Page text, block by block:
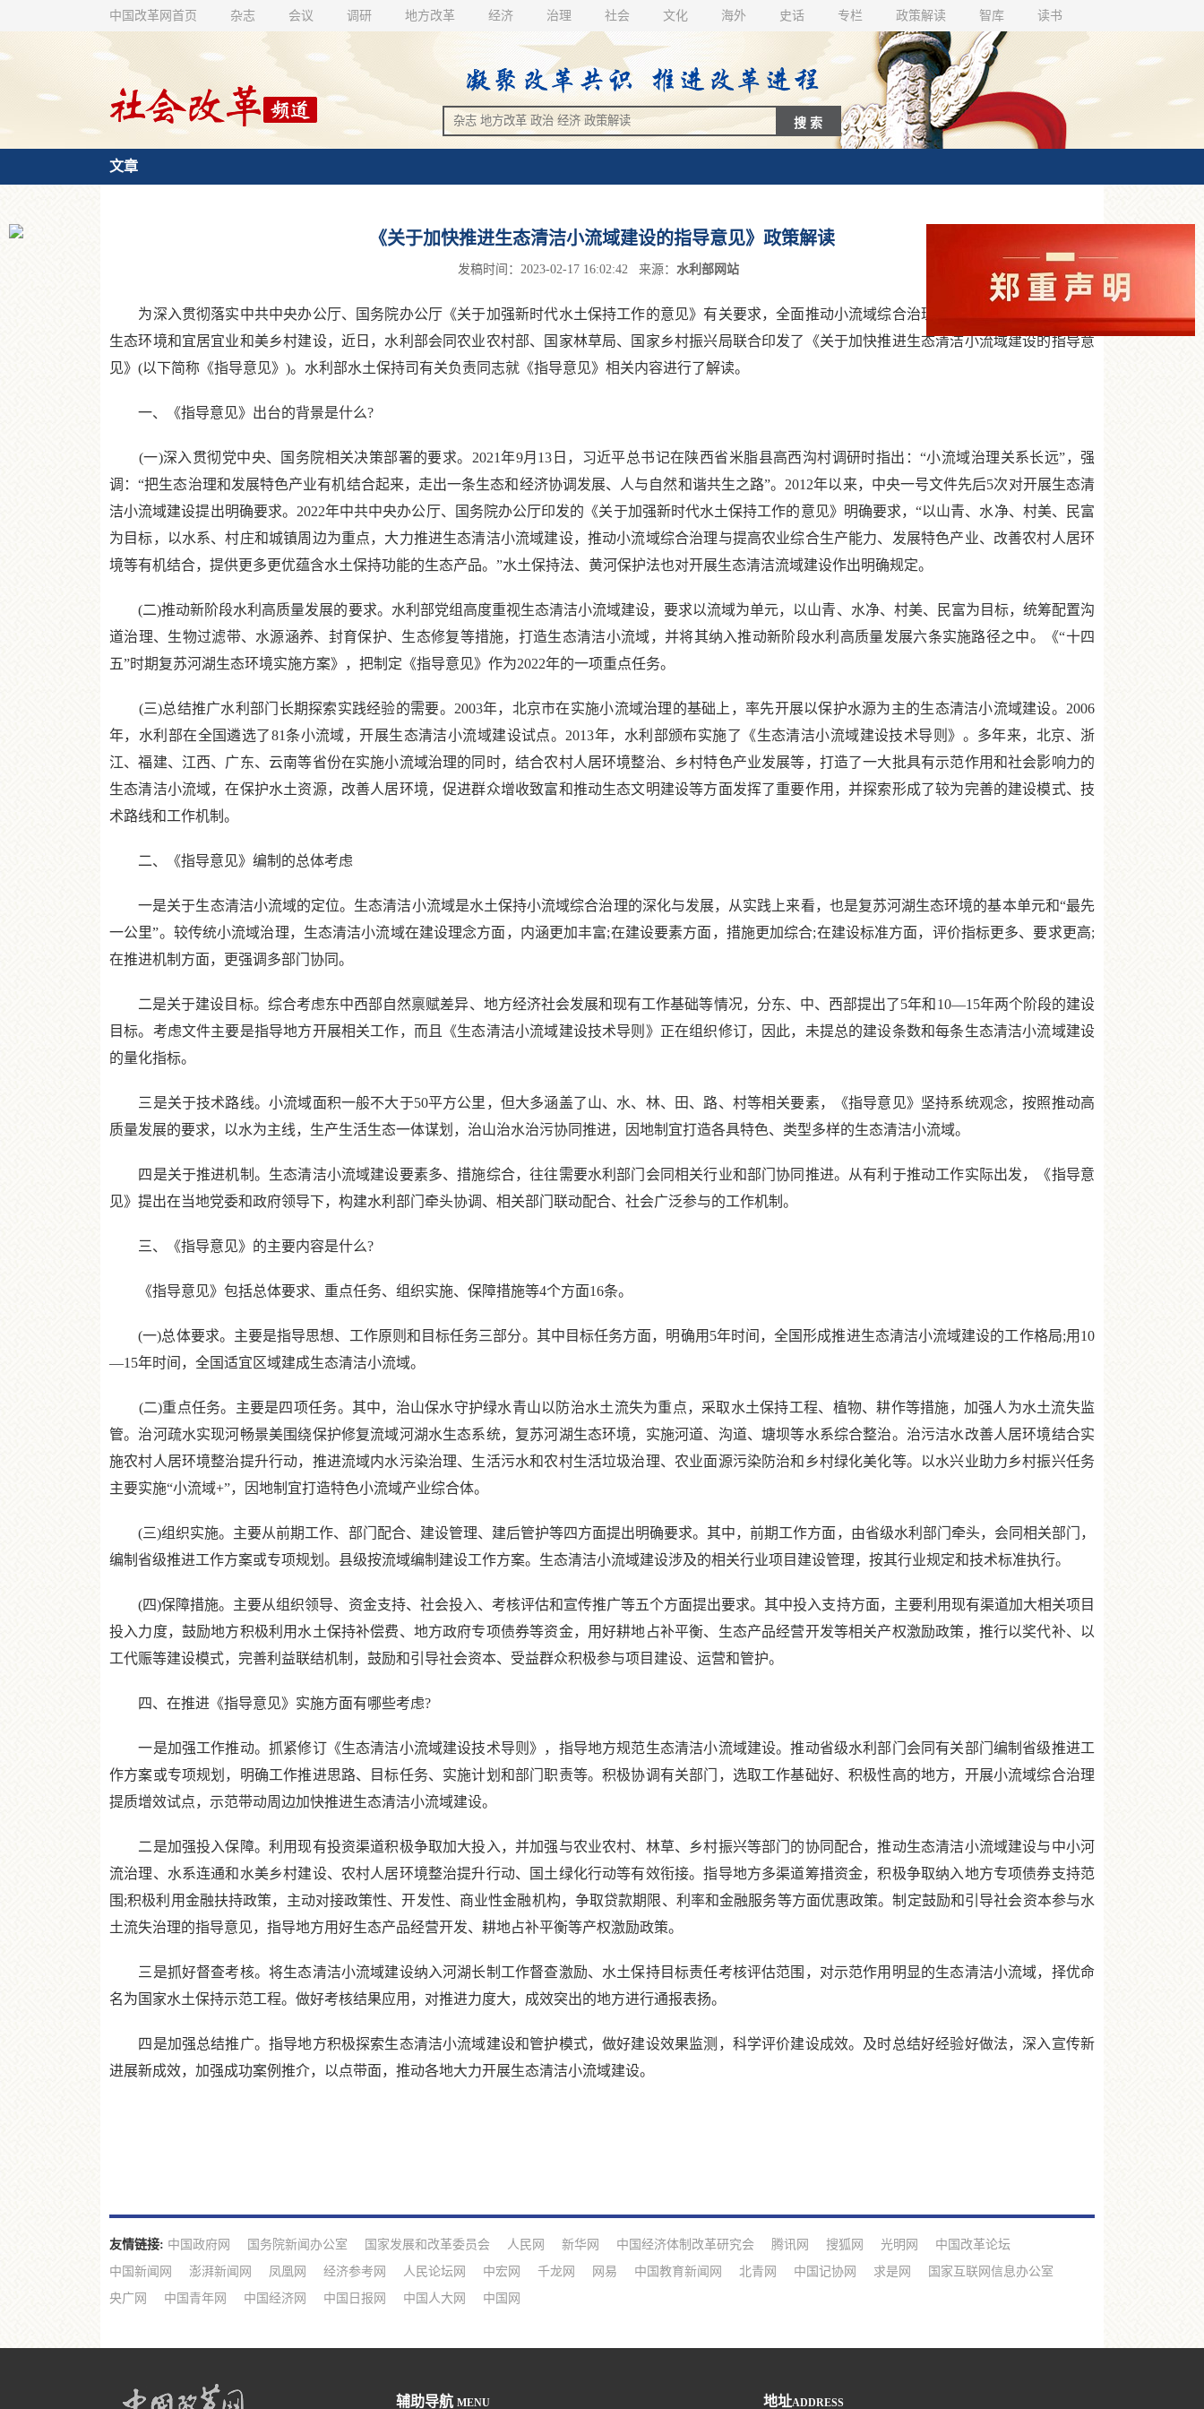
中国改革网首页 杂志 会议 调研 地方改革 经济 治理 社会 文化 海外 史话 专栏 政策解读 智库 读书
文章
《关于加快推进生态清洁小流域建设的指导意见》政策解读
发稿时间：2023-02-17 16:02:42 来源： 水利部网站
为深入贯彻落实中共中央办公厅、国务院办公厅《关于加强新时代水土保持工作的意见》有关要求，全面推动小流域综合治理提质增效，助力复苏河湖
生态环境和宜居宜业和美乡村建设，近日，水利部会同农业农村部、国家林草局、国家乡村振兴局联合印发了《关于加快推进生态清洁小流域建设的指导意
见》(以下简称《指导意见》)。水利部水土保持司有关负责同志就《指导意见》相关内容进行了解读。
一、《指导意见》出台的背景是什么?
(一)深入贯彻党中央、国务院相关决策部署的要求。2021年9月13日，习近平总书记在陕西省米脂县高西沟村调研时指出：“小流域治理关系长远”，强
调：“把生态治理和发展特色产业有机结合起来，走出一条生态和经济协调发展、人与自然和谐共生之路”。2012年以来，中央一号文件先后5次对开展生态清
洁小流域建设提出明确要求。2022年中共中央办公厅、国务院办公厅印发的《关于加强新时代水土保持工作的意见》明确要求，“以山青、水净、村美、民富
为目标，以水系、村庄和城镇周边为重点，大力推进生态清洁小流域建设，推动小流域综合治理与提高农业综合生产能力、发展特色产业、改善农村人居环
境等有机结合，提供更多更优蕴含水土保持功能的生态产品。”水土保持法、黄河保护法也对开展生态清洁流域建设作出明确规定。
(二)推动新阶段水利高质量发展的要求。水利部党组高度重视生态清洁小流域建设，要求以流域为单元，以山青、水净、村美、民富为目标，统筹配置沟
道治理、生物过滤带、水源涵养、封育保护、生态修复等措施，打造生态清洁小流域，并将其纳入推动新阶段水利高质量发展六条实施路径之中。《“十四
五”时期复苏河湖生态环境实施方案》，把制定《指导意见》作为2022年的一项重点任务。
(三)总结推广水利部门长期探索实践经验的需要。2003年，北京市在实施小流域治理的基础上，率先开展以保护水源为主的生态清洁小流域建设。2006
年，水利部在全国遴选了81条小流域，开展生态清洁小流域建设试点。2013年，水利部颁布实施了《生态清洁小流域建设技术导则》。多年来，北京、浙
江、福建、江西、广东、云南等省份在实施小流域治理的同时，结合农村人居环境整治、乡村特色产业发展等，打造了一大批具有示范作用和社会影响力的
生态清洁小流域，在保护水土资源，改善人居环境，促进群众增收致富和推动生态文明建设等方面发挥了重要作用，并探索形成了较为完善的建设模式、技
术路线和工作机制。
二、《指导意见》编制的总体考虑
一是关于生态清洁小流域的定位。生态清洁小流域是水土保持小流域综合治理的深化与发展，从实践上来看，也是复苏河湖生态环境的基本单元和“最先
一公里”。较传统小流域治理，生态清洁小流域在建设理念方面，内涵更加丰富;在建设要素方面，措施更加综合;在建设标准方面，评价指标更多、要求更高;
在推进机制方面，更强调多部门协同。
二是关于建设目标。综合考虑东中西部自然禀赋差异、地方经济社会发展和现有工作基础等情况，分东、中、西部提出了5年和10—15年两个阶段的建设
目标。考虑文件主要是指导地方开展相关工作，而且《生态清洁小流域建设技术导则》正在组织修订，因此，未提总的建设条数和每条生态清洁小流域建设
的量化指标。
三是关于技术路线。小流域面积一般不大于50平方公里，但大多涵盖了山、水、林、田、路、村等相关要素，《指导意见》坚持系统观念，按照推动高
质量发展的要求，以水为主线，生产生活生态一体谋划，治山治水治污协同推进，因地制宜打造各具特色、类型多样的生态清洁小流域。
四是关于推进机制。生态清洁小流域建设要素多、措施综合，往往需要水利部门会同相关行业和部门协同推进。从有利于推动工作实际出发，《指导意
见》提出在当地党委和政府领导下，构建水利部门牵头协调、相关部门联动配合、社会广泛参与的工作机制。
三、《指导意见》的主要内容是什么?
《指导意见》包括总体要求、重点任务、组织实施、保障措施等4个方面16条。
(一)总体要求。主要是指导思想、工作原则和目标任务三部分。其中目标任务方面，明确用5年时间，全国形成推进生态清洁小流域建设的工作格局;用10
—15年时间，全国适宜区域建成生态清洁小流域。
(二)重点任务。主要是四项任务。其中，治山保水守护绿水青山以防治水土流失为重点，采取水土保持工程、植物、耕作等措施，加强人为水土流失监
管。治河疏水实现河畅景美围绕保护修复流域河湖水生态系统，复苏河湖生态环境，实施河道、沟道、塘坝等水系综合整治。治污洁水改善人居环境结合实
施农村人居环境整治提升行动，推进流域内水污染治理、生活污水和农村生活垃圾治理、农业面源污染防治和乡村绿化美化等。以水兴业助力乡村振兴任务
主要实施“小流域+”，因地制宜打造特色小流域产业综合体。
(三)组织实施。主要从前期工作、部门配合、建设管理、建后管护等四方面提出明确要求。其中，前期工作方面，由省级水利部门牵头，会同相关部门，
编制省级推进工作方案或专项规划。县级按流域编制建设工作方案。生态清洁小流域建设涉及的相关行业项目建设管理，按其行业规定和技术标准执行。
(四)保障措施。主要从组织领导、资金支持、社会投入、考核评估和宣传推广等五个方面提出要求。其中投入支持方面，主要利用现有渠道加大相关项目
投入力度，鼓励地方积极利用水土保持补偿费、地方政府专项债券等资金，用好耕地占补平衡、生态产品经营开发等相关产权激励政策，推行以奖代补、以
工代赈等建设模式，完善利益联结机制，鼓励和引导社会资本、受益群众积极参与项目建设、运营和管护。
四、在推进《指导意见》实施方面有哪些考虑?
一是加强工作推动。抓紧修订《生态清洁小流域建设技术导则》，指导地方规范生态清洁小流域建设。推动省级水利部门会同有关部门编制省级推进工
作方案或专项规划，明确工作推进思路、目标任务、实施计划和部门职责等。积极协调有关部门，选取工作基础好、积极性高的地方，开展小流域综合治理
提质增效试点，示范带动周边加快推进生态清洁小流域建设。
二是加强投入保障。利用现有投资渠道积极争取加大投入，并加强与农业农村、林草、乡村振兴等部门的协同配合，推动生态清洁小流域建设与中小河
流治理、水系连通和水美乡村建设、农村人居环境整治提升行动、国土绿化行动等有效衔接。指导地方多渠道筹措资金，积极争取纳入地方专项债券支持范
围;积极利用金融扶持政策，主动对接政策性、开发性、商业性金融机构，争取贷款期限、利率和金融服务等方面优惠政策。制定鼓励和引导社会资本参与水
土流失治理的指导意见，指导地方用好生态产品经营开发、耕地占补平衡等产权激励政策。
三是抓好督查考核。将生态清洁小流域建设纳入河湖长制工作督查激励、水土保持目标责任考核评估范围，对示范作用明显的生态清洁小流域，择优命
名为国家水土保持示范工程。做好考核结果应用，对推进力度大，成效突出的地方进行通报表扬。
四是加强总结推广。指导地方积极探索生态清洁小流域建设和管护模式，做好建设效果监测，科学评价建设成效。及时总结好经验好做法，深入宣传新
进展新成效，加强成功案例推介，以点带面，推动各地大力开展生态清洁小流域建设。
友情链接: 中国政府网 国务院新闻办公室 国家发展和改革委员会 人民网 新华网 中国经济体制改革研究会 腾讯网 搜狐网 光明网
中国改革论坛
中国新闻网
澎湃新闻网 凤凰网 经济参考网 人民论坛网 中宏网 千龙网 网易 中国教育新闻网 北青网 中国记协网 求是网
国家互联网信息办公室
央广网
中国青年网 中国经济网 中国日报网 中国人大网 中国网
辅助导航 MENU 地址ADDRESS